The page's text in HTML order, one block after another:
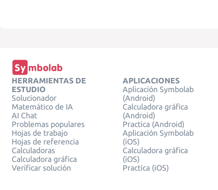
HERRAMIENTAS DE
ESTUDIO
Solucionador
Matemático de IA
AI Chat
Problemas populares
Hojas de trabajo
Hojas de referencia
Calculadoras
Calculadora gráfica
Verificar solución
APLICACIONES
Aplicación Symbolab
(Android)
Calculadora gráfica
(Android)
Practica (Android)
Aplicación Symbolab
(iOS)
Calculadora gráfica
(iOS)
Practica (iOS)